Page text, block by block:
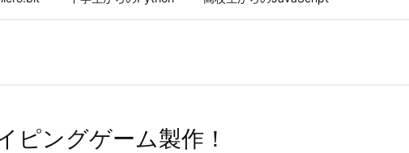
ピングゲーム製作！